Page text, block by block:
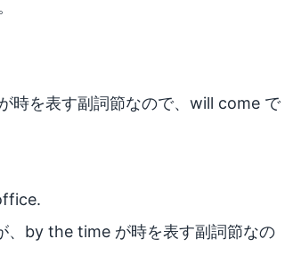
時を表す副詞節なので、will come で
、by the time が時を表す副詞節なの